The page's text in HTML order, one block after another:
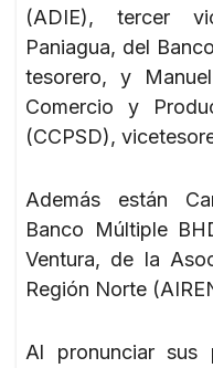
(ADIE), tercer
Paniagua, del
tesorero, y
Comercio y
(CCPSD),
Además están
Banco Múltiple
Ventura, de la
Región Norte
Al pronunciar sus